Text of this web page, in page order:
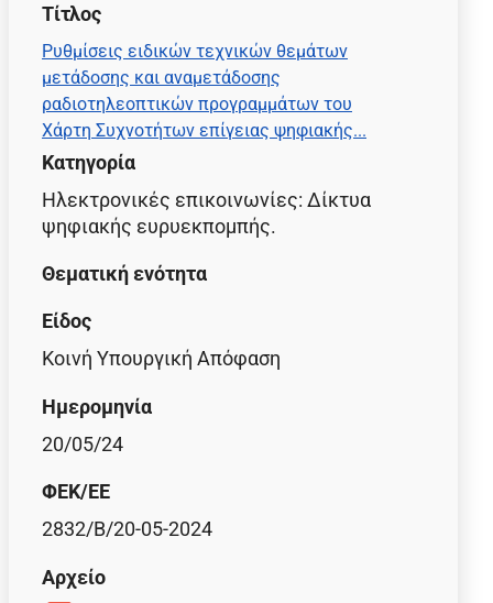
Τίτλος
Ρυθμίσεις ειδικών τεχνικών θεμάτων
μετάδοσης και αναμετάδοσης
ραδιοτηλεοπτικών προγραμμάτων του
Χάρτη Συχνοτήτων επίγειας ψηφιακής...
Κατηγορία
Ηλεκτρονικές επικοινωνίες: Δίκτυα
ψηφιακής ευρυεκπομπής.
Θεματική ενότητα
Είδος
Κοινή Υπουργική Απόφαση
Ημερομηνία
20/05/24
ΦΕΚ/EE
2832/B/20-05-2024
Αρχείο